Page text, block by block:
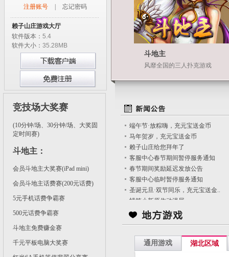
注册账号 忘记密码
赖子山庄游戏大厅
软件版本： 5.4
软件大小： 35.28MB
竞技场大奖赛
(10分钟/场、30分钟/场、大奖固
定时间赛)
斗地主：
会员斗地主大奖赛(iPad mini)
会员斗地主话费赛(200元话费)
5元手机话费争霸赛
500元话费争霸赛
斗地主免费赚金赛
千元平板电脑大奖赛
斗地主
风靡全国的三人扑克游戏
端午节·放粽嗨，充元宝送金币
马年贺岁，充元宝送金币
赖子山庄给您拜年了
客服中心春节期间暂停服务通知
春节期间奖励延迟发放公告
客服中心临时暂停服务通知
圣诞元旦·双节同乐，充元宝送金..
蜡笔小新原作动漫展
通用游戏 湖北区域